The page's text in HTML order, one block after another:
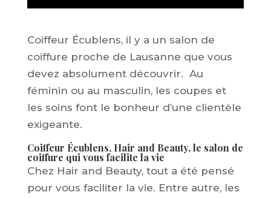
Coiffeur Écublens, il y a un salon de
coiffure proche de Lausanne que vous
devez absolument découvrir. Au
féminin ou au masculin, les coupes et
les soins font le bonheur d’une clientèle
exigeante.
Coiffeur Écublens, Hair and Beauty, le salon de
coiffure qui vous facilite la vie
Chez Hair and Beauty, tout a été pensé
pour vous faciliter la vie. Entre autre, les